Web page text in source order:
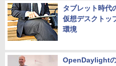
タブレット時代
仮想デスクトッ
環境
OpenDaylight